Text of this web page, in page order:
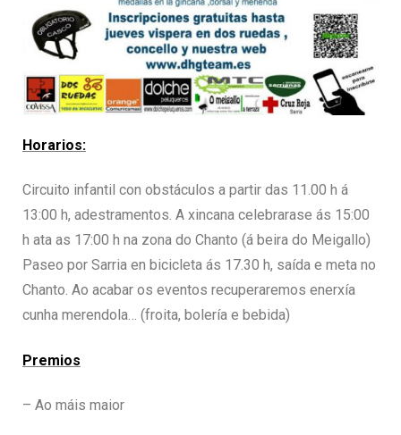
Horarios:
Circuito infantil con obstáculos a partir das 11.00 h á
13:00 h, adestramentos. A xincana celebrarase ás 15:00
h ata as 17:00 h na zona do Chanto (á beira do Meigallo)
Paseo por Sarria en bicicleta ás 17.30 h, saída e meta no
Chanto. Ao acabar os eventos recuperaremos enerxía
cunha merendola… (froita, bolería e bebida)
Premios
– Ao máis maior